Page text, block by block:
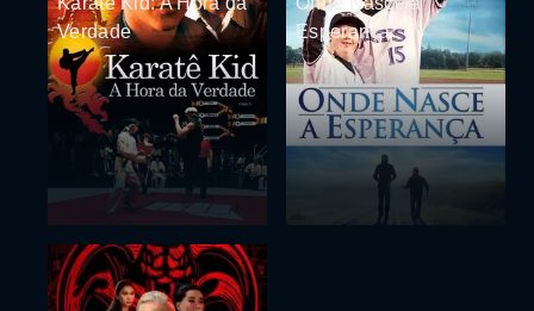
Verdade
Esperança